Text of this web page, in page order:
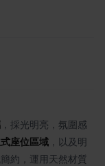
，採光明亮，氛圍感
座位區域 ，以及明
約，運用天然材質